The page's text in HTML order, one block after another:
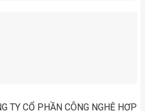
TY CỔ PHẦN CÔNG NGHỆ HỢP